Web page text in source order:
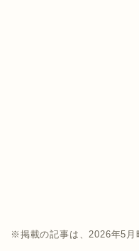
※掲載の記事は、2026年5月